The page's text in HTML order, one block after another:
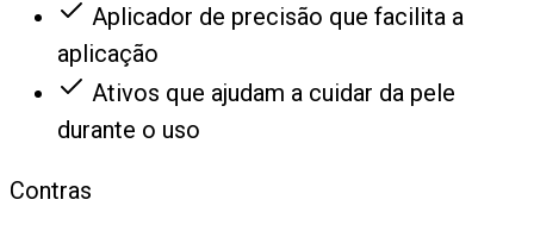
Aplicador de precisão que facilita a
aplicação
Ativos que ajudam a cuidar da pele
durante o uso
Contras